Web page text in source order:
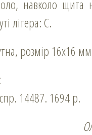
навколо щита
літера: C.
розмір 16х16
14487. 1694 р.